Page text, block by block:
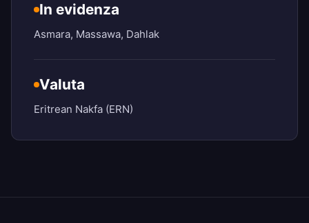
In evidenza
Asmara, Massawa, Dahlak
Valuta
Eritrean Nakfa (ERN)